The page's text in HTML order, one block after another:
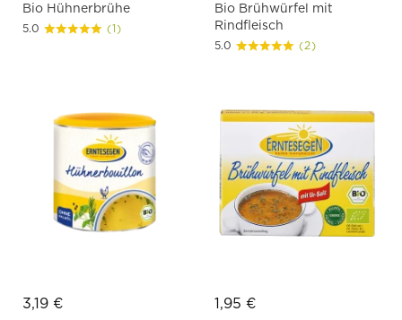
Bio Hühnerbrühe
5.0 (1)
3,19 €
Bio Brühwürfel mit
Rindfleisch
5.0 (2)
1,95 €